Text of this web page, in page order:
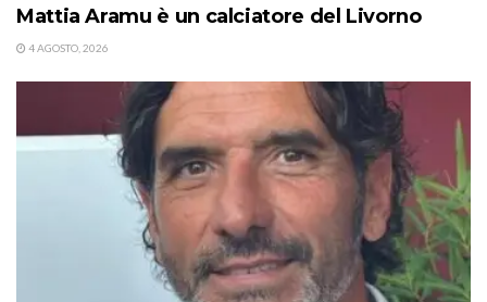
Mattia Aramu è un calciatore del Livorno
4 AGOSTO, 2026